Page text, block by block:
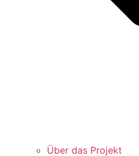
Über das Projekt